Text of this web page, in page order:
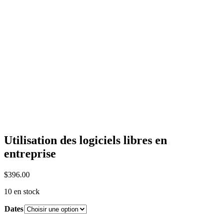
Utilisation des logiciels libres en
entreprise
$396.00
10 en stock
Dates